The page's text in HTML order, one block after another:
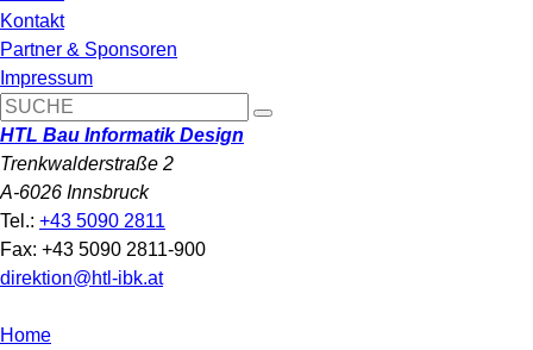
Kontakt
Partner & Sponsoren
Impressum
HTL Bau Informatik Design
Trenkwalderstraße 2
A-6026 Innsbruck
Tel.: +43 5090 2811
Fax: +43 5090 2811-900
direktion@htl-ibk.at
Home